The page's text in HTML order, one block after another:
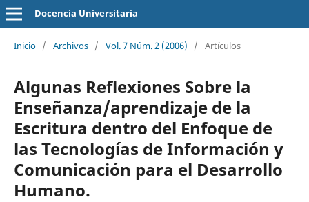
Docencia Universitaria
Inicio / Archivos / Vol. 7 Núm. 2 (2006) / Artículos
Algunas Reflexiones Sobre la
Enseñanza/aprendizaje de la
Escritura dentro del Enfoque de
las Tecnologías de Información y
Comunicación para el Desarrollo
Humano.